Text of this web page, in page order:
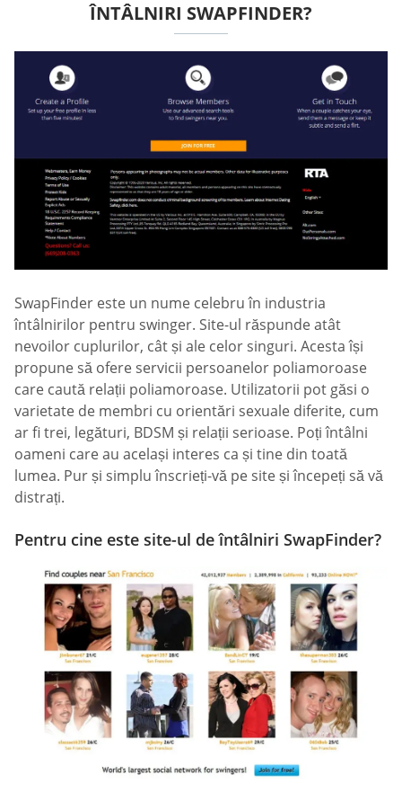
ÎNTÂLNIRI SWAPFINDER?
SwapFinder este un nume celebru în industria
întâlnirilor pentru swinger. Site-ul răspunde atât
nevoilor cuplurilor, cât și ale celor singuri. Acesta își
propune să ofere servicii persoanelor poliamoroase
care caută relații poliamoroase. Utilizatorii pot găsi o
varietate de membri cu orientări sexuale diferite, cum
ar fi trei, legături, BDSM și relații serioase. Poți întâlni
oameni care au același interes ca și tine din toată
lumea. Pur și simplu înscrieți-vă pe site și începeți să vă
distrați.
Pentru cine este site-ul de întâlniri SwapFinder?